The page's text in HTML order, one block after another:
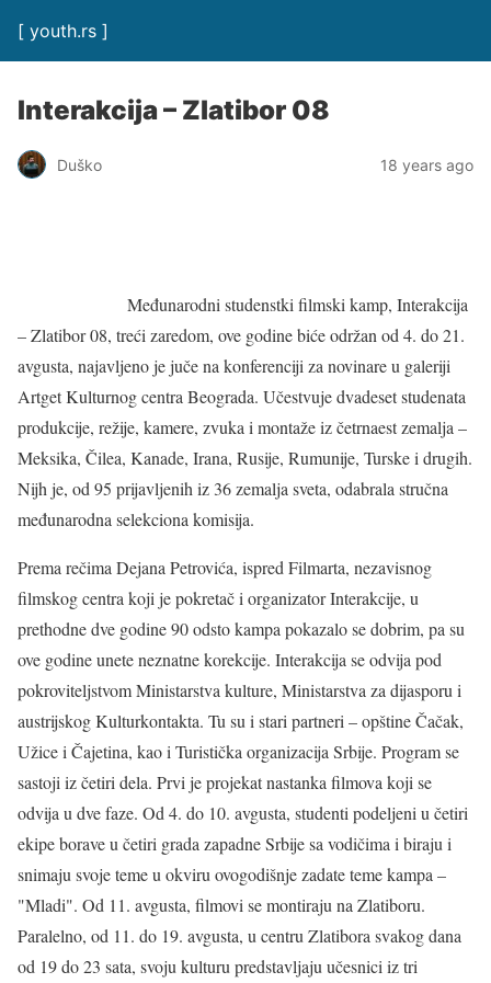
[ youth.rs ]
Interakcija – Zlatibor 08
Duško 18 years ago
Međunarodni studenstki filmski kamp, Interakcija
– Zlatibor 08, treći zaredom, ove godine biće održan od 4. do 21.
avgusta, najavljeno je juče na konferenciji za novinare u galeriji
Artget Kulturnog centra Beograda. Učestvuje dvadeset studenata
produkcije, režije, kamere, zvuka i montaže iz četrnaest zemalja –
Meksika, Čilea, Kanade, Irana, Rusije, Rumunije, Turske i drugih.
Nijh je, od 95 prijavljenih iz 36 zemalja sveta, odabrala stručna
međunarodna selekciona komisija.
Prema rečima Dejana Petrovića, ispred Filmarta, nezavisnog
filmskog centra koji je pokretač i organizator Interakcije, u
prethodne dve godine 90 odsto kampa pokazalo se dobrim, pa su
ove godine unete neznatne korekcije. Interakcija se odvija pod
pokroviteljstvom Ministarstva kulture, Ministarstva za dijasporu i
austrijskog Kulturkontakta. Tu su i stari partneri – opštine Čačak,
Užice i Čajetina, kao i Turistička organizacija Srbije. Program se
sastoji iz četiri dela. Prvi je projekat nastanka filmova koji se
odvija u dve faze. Od 4. do 10. avgusta, studenti podeljeni u četiri
ekipe borave u četiri grada zapadne Srbije sa vodičima i biraju i
snimaju svoje teme u okviru ovogodišnje zadate teme kampa –
"Mladi". Od 11. avgusta, filmovi se montiraju na Zlatiboru.
Paralelno, od 11. do 19. avgusta, u centru Zlatibora svakog dana
od 19 do 23 sata, svoju kulturu predstavljaju učesnici iz tri